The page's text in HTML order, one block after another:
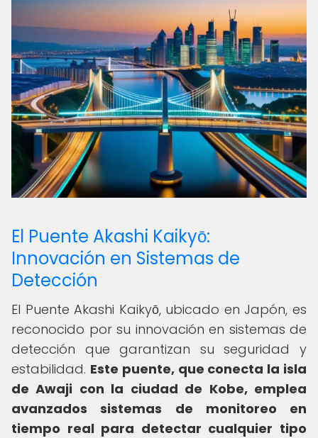
El Puente Akashi Kaikyō:
Innovación en Sistemas de
Detección
El Puente Akashi Kaikyō, ubicado en Japón, es
reconocido por su innovación en sistemas de
detección que garantizan su seguridad y
estabilidad. Este puente, que conecta la isla
de Awaji con la ciudad de Kobe, emplea
avanzados sistemas de monitoreo en
tiempo real para detectar cualquier tipo